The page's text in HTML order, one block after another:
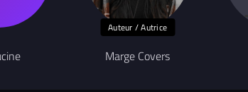
Auteur / Autrice
Marge Covers